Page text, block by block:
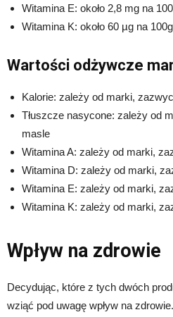
Witamina E: około 2,8 mg na
Witamina K: około 60 µg na 100g
Wartości odżywcze
Kalorie: zależy od marki,
Tłuszcze nasycone: zależy od
masle
Witamina A: zależy od marki,
Witamina D: zależy od marki,
Witamina E: zależy od marki,
Witamina K: zależy od marki,
Wpływ na zdrowie
Decydując, które z tych dwóch
wziąć pod uwagę wpływ na